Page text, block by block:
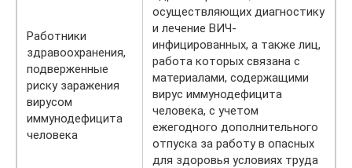
Работники
здравоохранения,
подверженные
риску заражения
вирусом
иммунодефицита
человека
осуществляющих диагностику
и лечение ВИЧ-
инфицированных, а также лиц,
работа которых связана с
материалами, содержащими
вирус иммунодефицита
человека, с учетом
ежегодного дополнительного
отпуска за работу в опасных
для здоровья условиях труда